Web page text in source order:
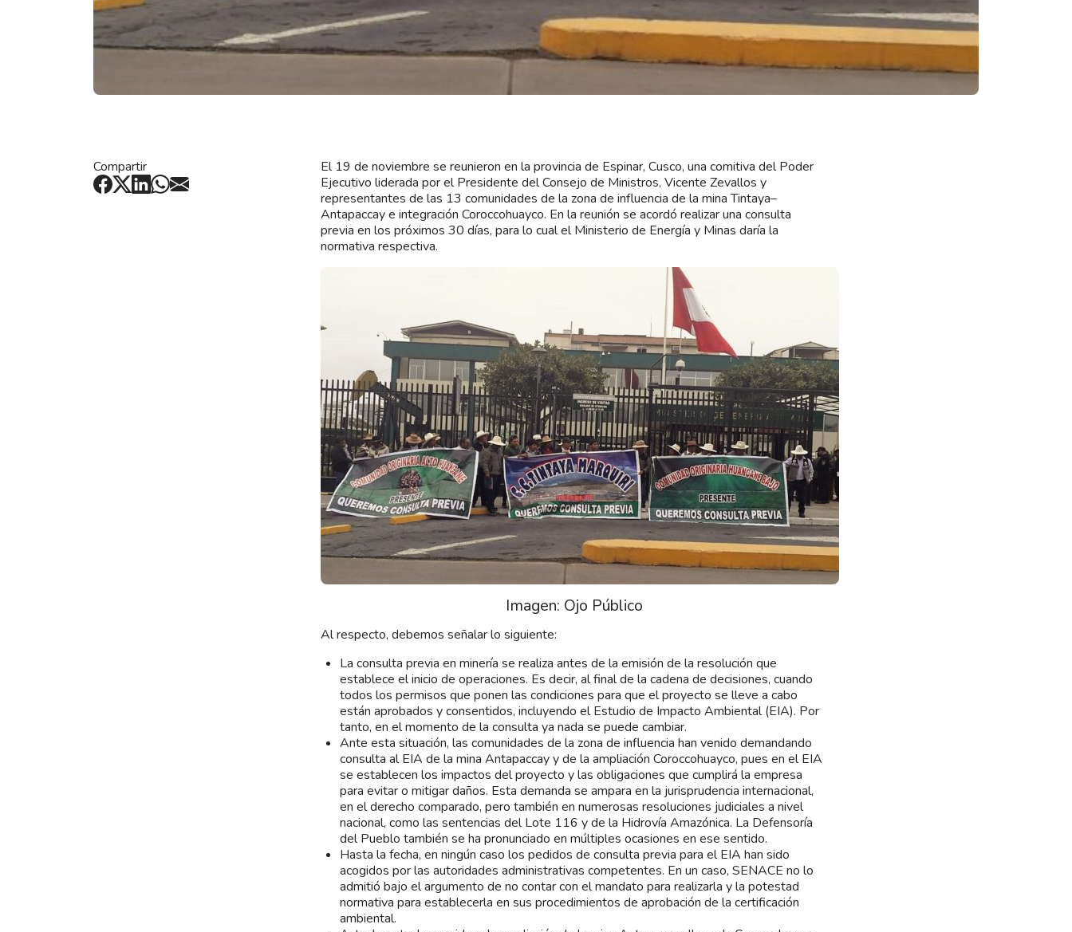
Compartir
El 19 de noviembre se reunieron en la provincia de Espinar, Cusco, una comitiva del Poder
Ejecutivo liderada por el Presidente del Consejo de Ministros, Vicente Zevallos y
representantes de las 13 comunidades de la zona de influencia de la mina Tintaya–
Antapaccay e integración Coroccohuayco. En la reunión se acordó realizar una consulta
previa en los próximos 30 días, para lo cual el Ministerio de Energía y Minas daría la
normativa respectiva.
Imagen: Ojo Público
Al respecto, debemos señalar lo siguiente:
La consulta previa en minería se realiza antes de la emisión de la resolución que
establece el inicio de operaciones. Es decir, al final de la cadena de decisiones, cuando
todos los permisos que ponen las condiciones para que el proyecto se lleve a cabo
están aprobados y consentidos, incluyendo el Estudio de Impacto Ambiental (EIA). Por
tanto, en el momento de la consulta ya nada se puede cambiar.
Ante esta situación, las comunidades de la zona de influencia han venido demandando
consulta al EIA de la mina Antapaccay y de la ampliación Coroccohuayco, pues en el EIA
se establecen los impactos del proyecto y las obligaciones que cumplirá la empresa
para evitar o mitigar daños. Esta demanda se ampara en la jurisprudencia internacional,
en el derecho comparado, pero también en numerosas resoluciones judiciales a nivel
nacional, como las sentencias del Lote 116 y de la Hidrovía Amazónica. La Defensoría
del Pueblo también se ha pronunciado en múltiples ocasiones en ese sentido.
Hasta la fecha, en ningún caso los pedidos de consulta previa para el EIA han sido
acogidos por las autoridades administrativas competentes. En un caso, SENACE no lo
admitió bajo el argumento de no contar con el mandato para realizarla y la potestad
normativa para establecerla en sus procedimientos de aprobación de la certificación
ambiental.